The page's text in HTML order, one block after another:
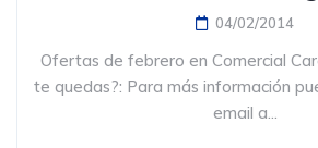
04/02/2014
Ofertas de febrero en Comercial
te quedas?: Para más información
email a...